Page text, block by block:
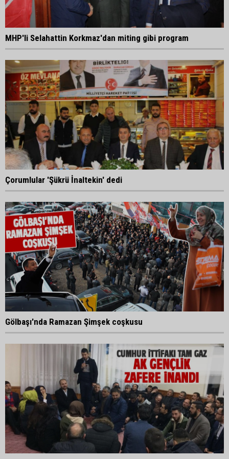
MHP'li Selahattin Korkmaz'dan miting gibi program
Çorumlular 'Şükrü İnaltekin' dedi
Gölbaşı'nda Ramazan Şimşek coşkusu